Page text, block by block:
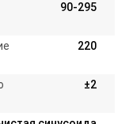
90-295
220
±2